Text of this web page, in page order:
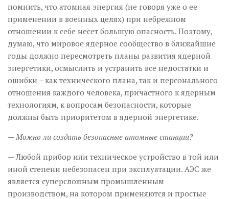
помнить, что атомная энергия (не говоря уже о ее
применении в военных целях) при небрежном
отношении к себе несет большую опасность. Поэтому,
думаю, что мировое ядерное сообщество в ближайшие
годы должно пересмотреть планы развития ядерной
энергетики, осмыслить и устранить все недостатки и
ошибки – как технического плана, так и персонального
отношения каждого человека, причастного к ядерным
технологиям, к вопросам безопасности, которые
должны быть приоритетом в ядерной энергетике.
— Можно ли создать без­опасные атомные станции?
— Любой прибор или техническое устройство в той или
иной степени небезопасен при эксплуатации. АЭС же
является суперсложным промышленным
производством, на котором применяются и простые